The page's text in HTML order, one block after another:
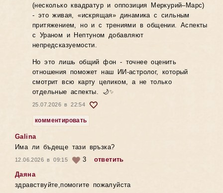
(несколько квадратур и оппозиция Меркурий–Марс)
- это живая, «искрящая» динамика с сильным
притяжением, но и с трениями в общении. Аспекты
с Ураном и Нептуном добавляют
непредсказуемости.
Но это лишь общий фон - точнее оценить
отношения поможет наш ИИ-астролог, который
смотрит всю карту целиком, а не только
отдельные аспекты. 🌙✨
25.07.2026 в 22:54
комментировать
Galina
Има ли бъдеще тази връзка?
12.06.2026 в 09:15 3
ответить
Даяна
здравствуйте,помогите пожалуйста